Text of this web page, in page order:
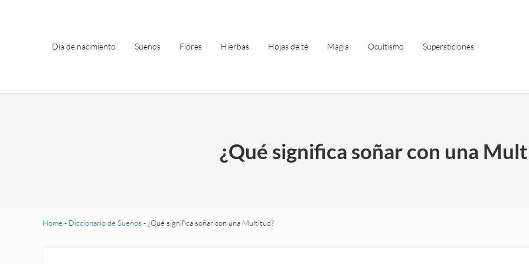
Día de nacimiento Sueños Flores Hierbas Hojas de té Magia Ocultismo Supersticiones
¿Qué significa soñar con una
Home - Diccionario de Sueños - ¿Qué significa soñar con una Multitud?